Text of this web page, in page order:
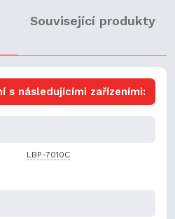
Související produkty
s následujícími zařízeními:
LBP-7010C